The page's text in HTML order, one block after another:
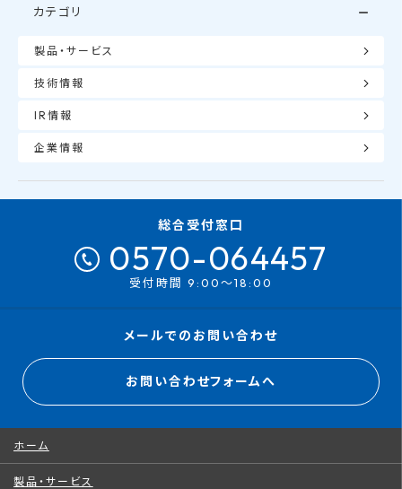
カテゴリ
製品・サービス
技術情報
IR情報
企業情報
総合受付窓口
0570-064457
受付時間 9:00～18:00
メールでのお問い合わせ
お問い合わせフォームへ
ホーム
製品・サービス